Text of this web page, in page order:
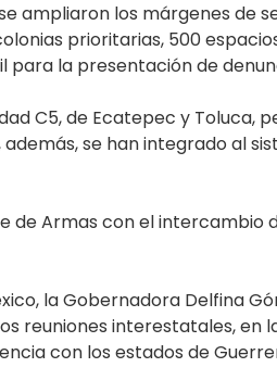
ampliaron los márgenes de
prioritarias, 500
la presentación de
C5, de Ecatepec y Toluca,
se han integrado al
Armas con el intercambio
la Gobernadora Delfina
reuniones interestatales, en
con los estados de